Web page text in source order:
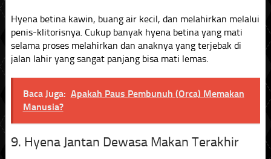
Hyena betina kawin, buang air kecil, dan melahirkan melalui
penis-klitorisnya. Cukup banyak hyena betina yang mati
selama proses melahirkan dan anaknya yang terjebak di
jalan lahir yang sangat panjang bisa mati lemas.
Baca Juga: Apakah Paus Pembunuh (Orca) Memakan
Manusia?
9. Hyena Jantan Dewasa Makan Terakhir